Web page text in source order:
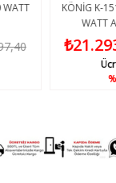
KÖNİG K-1512A
WATT AKTİF
₺21.293,47
Ücretsiz